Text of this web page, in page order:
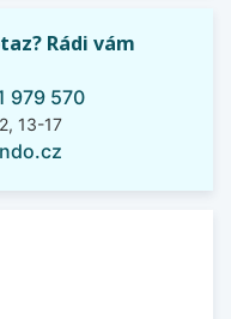
Rádi vám
979 570
13-17